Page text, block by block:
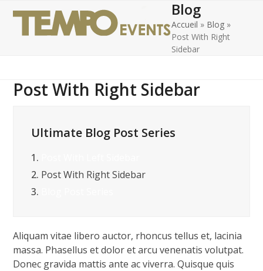
content
Open
mobile
Close
mobile
Blog
Accueil » Blog »
Post With Right
Sidebar
Post With Right Sidebar
Ultimate Blog Post Series
1.
2. Post With Right Sidebar
3.
Aliquam vitae libero auctor, rhoncus tellus et, lacinia
massa. Phasellus et dolor et arcu venenatis volutpat.
Donec gravida mattis ante ac viverra. Quisque quis